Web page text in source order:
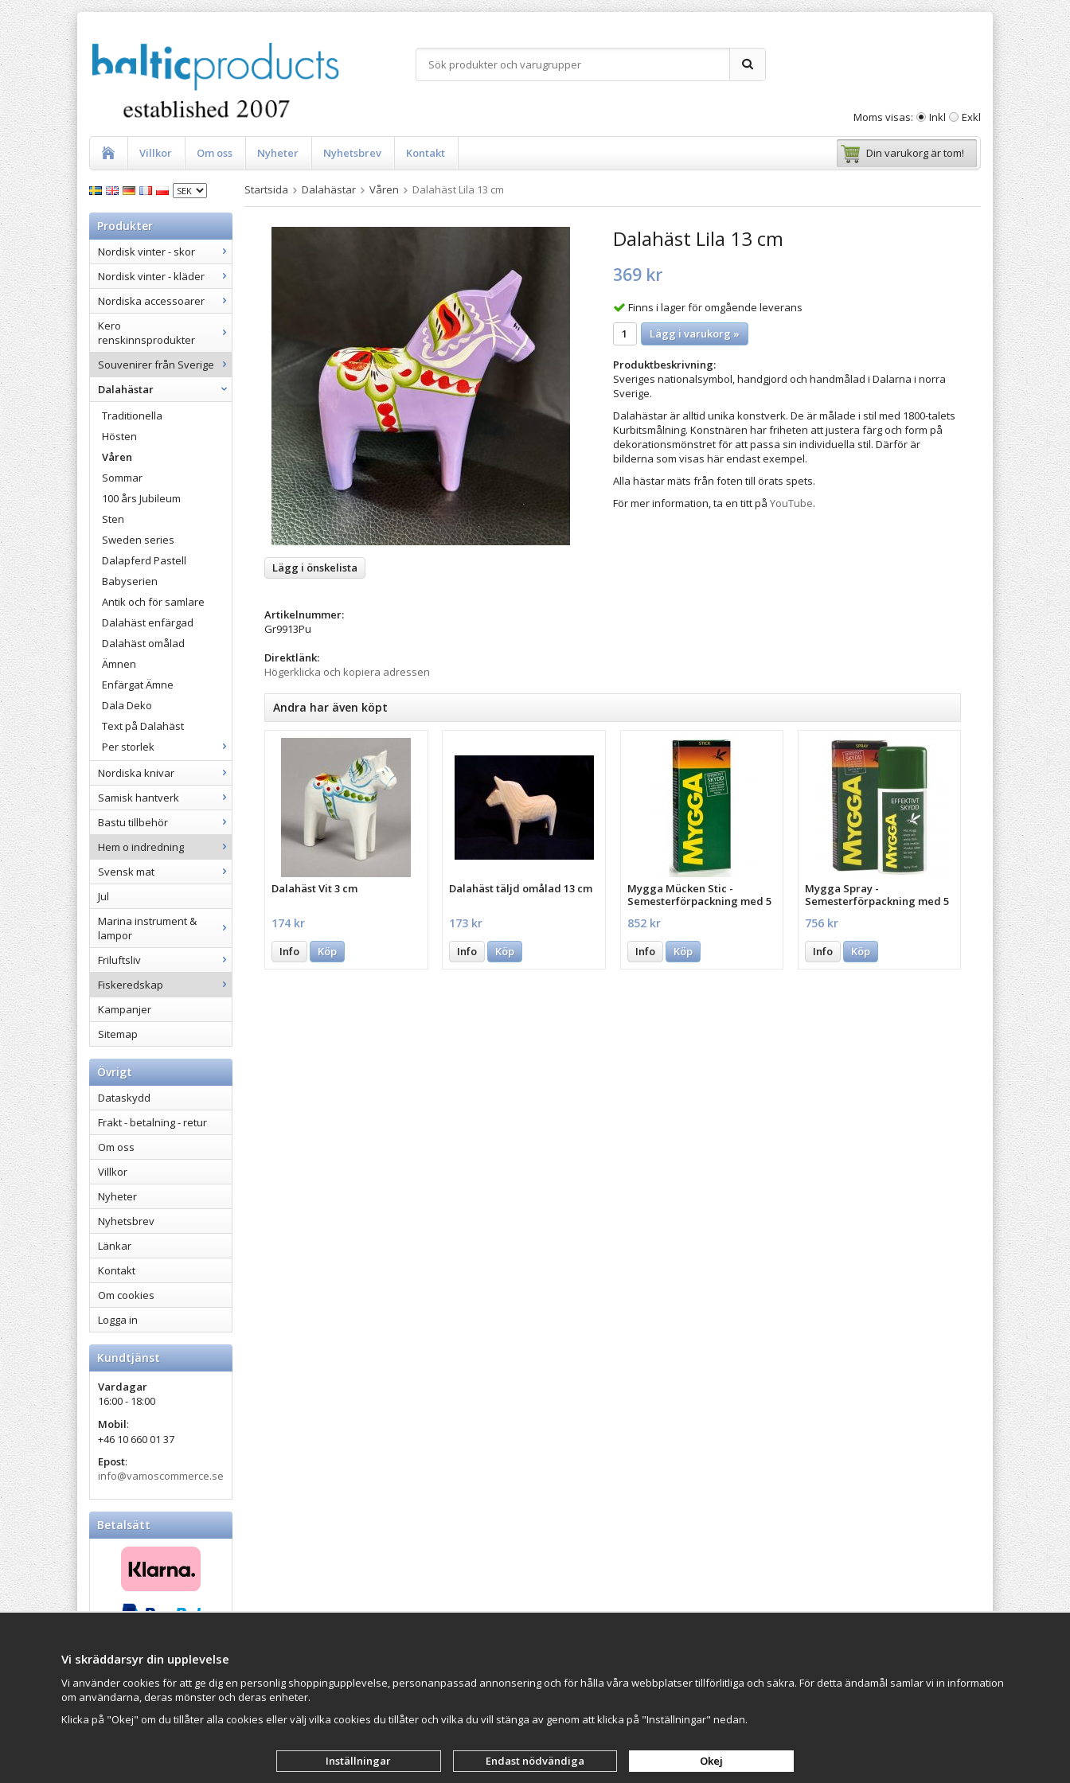
Moms visas: Inkl Exkl
Villkor Om oss Nyheter Nyhetsbrev Kontakt Din varukorg är tom!
Produkter
Nordisk vinter - skor
Nordisk vinter - kläder
Nordiska accessoarer
Kero
renskinnsprodukter
Souvenirer från Sverige
Dalahästar
Traditionella
Hösten
Våren
Sommar
100 års Jubileum
Sten
Sweden series
Dalapferd Pastell
Babyserien
Antik och för samlare
Dalahäst enfärgad
Dalahäst omålad
Ämnen
Enfärgat Ämne
Dala Deko
Text på Dalahäst
Per storlek
Nordiska knivar
Samisk hantverk
Bastu tillbehör
Hem o indredning
Svensk mat
Jul
Marina instrument &
lampor
Friluftsliv
Fiskeredskap
Kampanjer
Sitemap
Övrigt
Dataskydd
Frakt - betalning - retur
Om oss
Villkor
Nyheter
Nyhetsbrev
Länkar
Kontakt
Om cookies
Logga in
Kundtjänst
Vardagar
16:00 - 18:00
Mobil:
+46 10 660 01 37
Epost:
info@vamoscommerce.se
Betalsätt
Startsida Dalahästar Våren Dalahäst Lila 13 cm
Dalahäst Lila 13 cm
369 kr
Finns i lager för omgående leverans
Lägg i varukorg »
Produktbeskrivning:
Sveriges nationalsymbol, handgjord och handmålad i Dalarna i norra
Sverige.
Dalahästar är alltid unika konstverk. De är målade i stil med 1800-talets
Kurbitsmålning. Konstnären har friheten att justera färg och form på
dekorationsmönstret för att passa sin individuella stil. Därför är
bilderna som visas här endast exempel.
Alla hästar mäts från foten till örats spets.
För mer information, ta en titt på YouTube.
Lägg i önskelista
Artikelnummer:
Gr9913Pu
Direktlänk:
Högerklicka och kopiera adressen
Andra har även köpt
Dalahäst Vit 3 cm
174 kr
Info Köp
Dalahäst täljd omålad 13 cm
173 kr
Info Köp
Mygga Mücken Stic -
Semesterförpackning med 5
852 kr
Info Köp
Mygga Spray -
Semesterförpackning med 5
756 kr
Info Köp
Balticproducts.eu- Your
Northern European online
storesince 2007
Anmäl mig
VAMOS Commerce AB
Organisationsnummer: 559502-0453
Drift & produktion:Wikinggruppen
Vi skräddarsyr din upplevelse
Vi använder cookies för att ge dig en personlig shoppingupplevelse, personanpassad annonsering och för hålla våra webbplatser tillförlitliga och säkra. För detta ändamål samlar vi in information
om användarna, deras mönster och deras enheter.
Klicka på "Okej" om du tillåter alla cookies eller välj vilka cookies du tillåter och vilka du vill stänga av genom att klicka på "Inställningar" nedan.
Inställningar Endast nödvändiga Okej